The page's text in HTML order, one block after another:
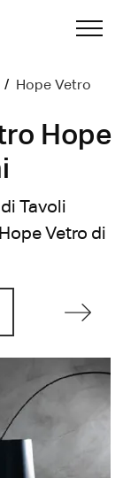
/ Hope Vetro
Hope
Tavoli
Vetro di